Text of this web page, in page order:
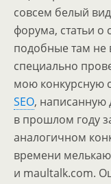
совсем белый
форума, статьи о
подобные там не
специально
мою конкурсную
SEO, написанную
в прошлом году
аналогичном
времени
и maultalk.com.